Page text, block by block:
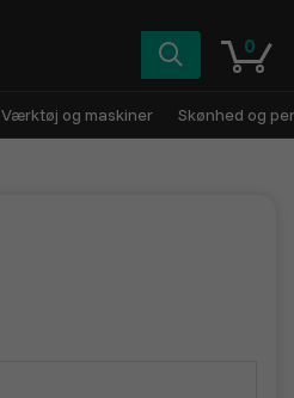
0
Værktøj og maskiner Skønhed og